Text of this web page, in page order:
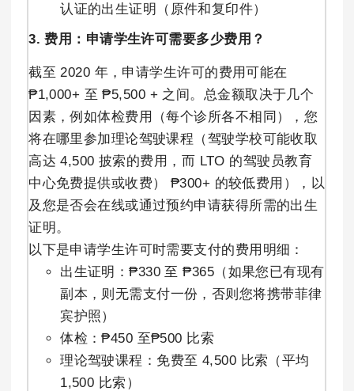
认证的出生证明（原件和复印件）
3. 费用：申请学生许可需要多少费用？
截至 2020 年，申请学生许可的费用可能在
₱1,000+ 至 ₱5,500 + 之间。总金额取决于几个
因素，例如体检费用（每个诊所各不相同），您
将在哪里参加理论驾驶课程（驾驶学校可能收取
高达 4,500 披索的费用，而 LTO 的驾驶员教育
中心免费提供或收费） ₱300+ 的较低费用），以
及您是否会在线或通过预约申请获得所需的出生
证明。
以下是申请学生许可时需要支付的费用明细：
出生证明：₱330 至 ₱365（如果您已有现有
副本，则无需支付一份，否则您将携带菲律
宾护照）
体检：₱450 至₱500 比索
理论驾驶课程：免费至 4,500 比索（平均
1,500 比索）